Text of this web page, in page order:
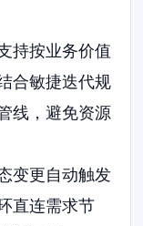
持按业务价值
合敏捷迭代规
线，避免资源
变更自动触发
直连需求节